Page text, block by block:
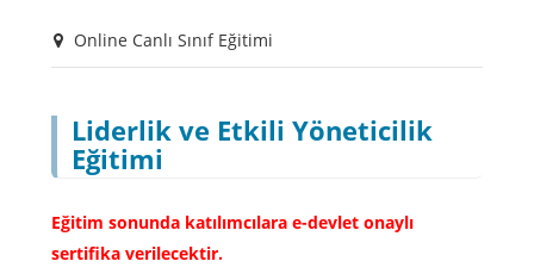
Online Canlı Sınıf Eğitimi
Liderlik ve Etkili Yöneticilik
Eğitimi
Eğitim sonunda katılımcılara e-devlet onaylı
sertifika verilecektir.